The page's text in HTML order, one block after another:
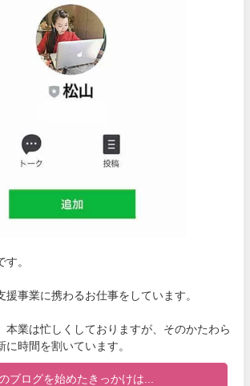
す。
援事業に携わるお仕事をしています。
本業は忙しくしておりますが、そのかたわら
に時間を割いています。
ブログを始めたきっかけは...